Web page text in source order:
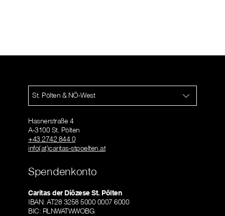
St. Pölten & NÖ-West
Hasnerstraße 4
A-3100 St. Pölten
+43 2742 844 0
info(at)caritas-stpoelten.at
Spendenkonto
Caritas der Diözese St. Pölten
IBAN: AT28 3258 5000 0007 6000
BIC: RLNWATWWOBG